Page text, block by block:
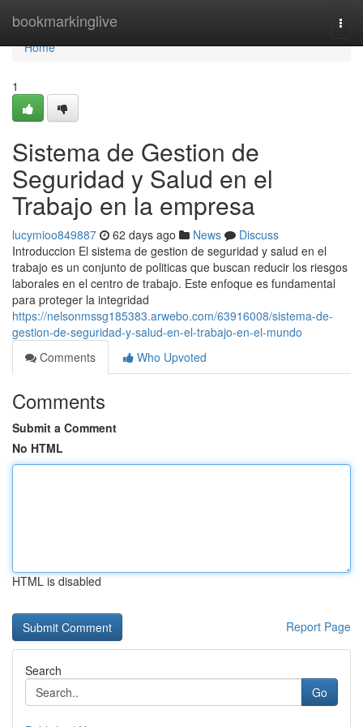
bookmarkinglive
Home
Home
1
Sistema de Gestion de
Seguridad y Salud en el
Trabajo en la empresa
lucymioo849887 62 days ago News
Discuss
Introduccion El sistema de gestion de seguridad y salud en el
trabajo es un conjunto de politicas que buscan reducir los riesgos
laborales en el centro de trabajo. Este enfoque es fundamental
para proteger la integridad
https://nelsonmssg185383.arwebo.com/63916008/sistema-de-
gestion-de-seguridad-y-salud-en-el-trabajo-en-el-mundo
Comments
Who Upvoted
Comments
Submit a Comment
No HTML
HTML is disabled
Report Page
Search
Go